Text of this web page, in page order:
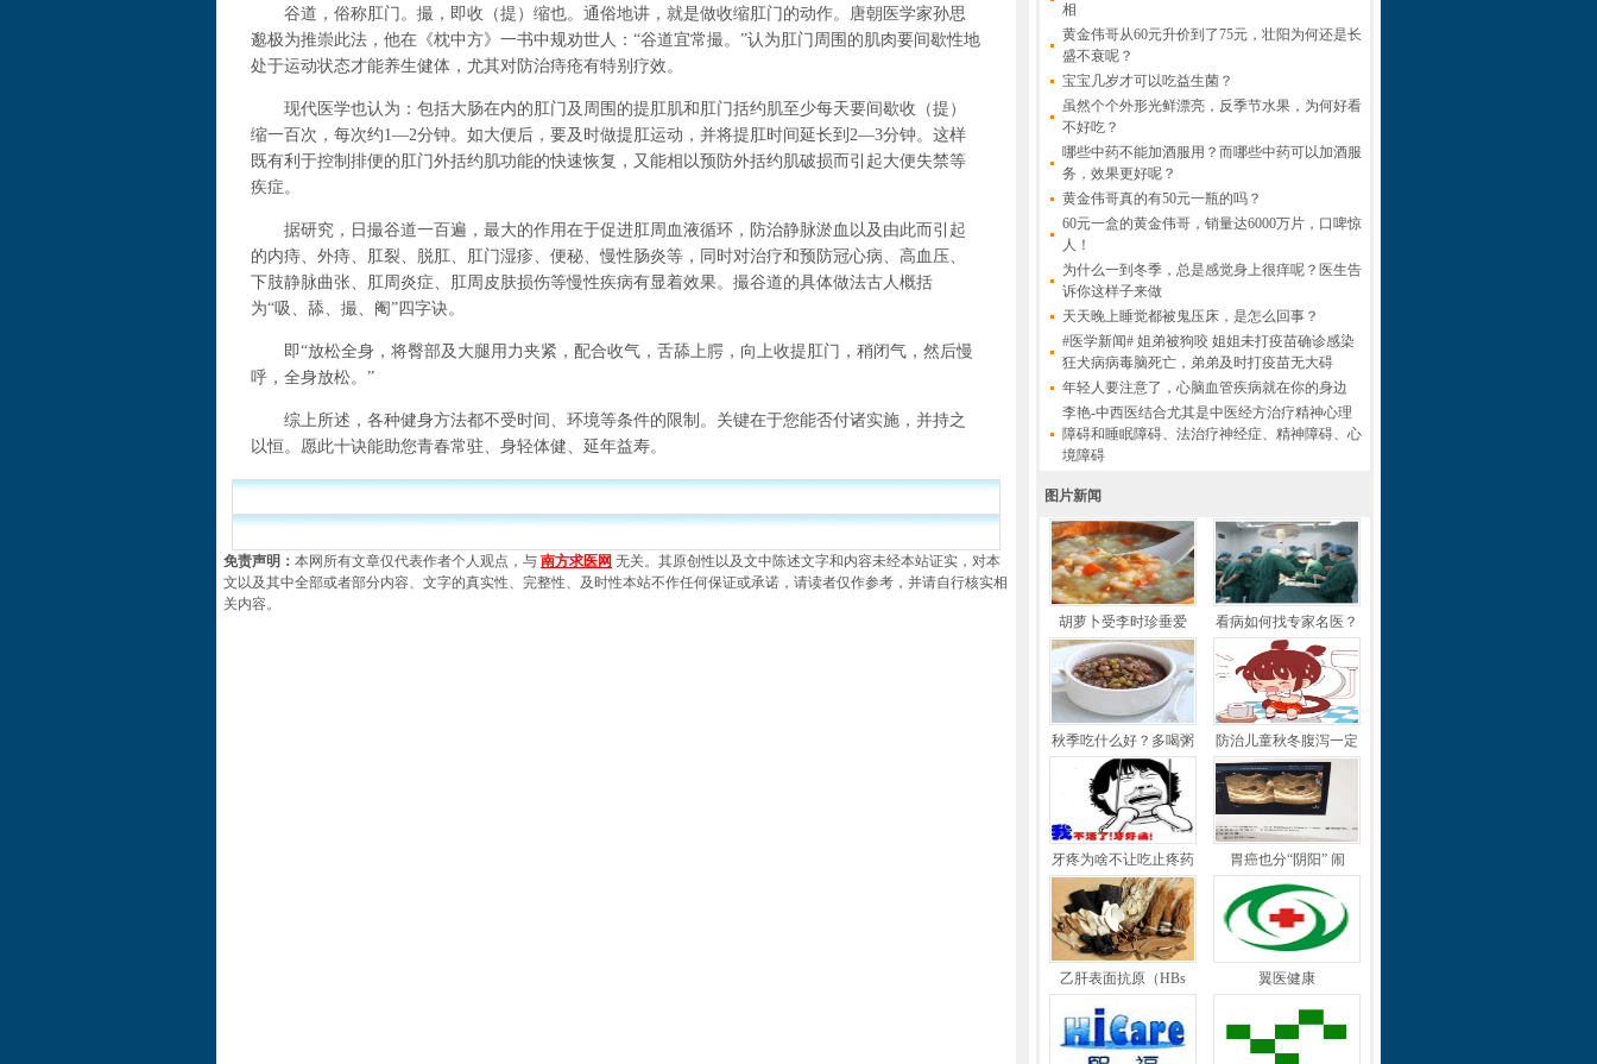
谷道，俗称肛门。撮，即收（提）缩也。通俗地讲，就是做收缩肛门的动作。唐朝医学家孙思
邈极为推崇此法，他在《枕中方》一书中规劝世人：“谷道宜常撮。”认为肛门周围的肌肉要间歇性地
处于运动状态才能养生健体，尤其对防治痔疮有特别疗效。
现代医学也认为：包括大肠在内的肛门及周围的提肛肌和肛门括约肌至少每天要间歇收（提）
缩一百次，每次约1—2分钟。如大便后，要及时做提肛运动，并将提肛时间延长到2—3分钟。这样
既有利于控制排便的肛门外括约肌功能的快速恢复，又能相以预防外括约肌破损而引起大便失禁等
疾症。
据研究，日撮谷道一百遍，最大的作用在于促进肛周血液循环，防治静脉淤血以及由此而引起
的内痔、外痔、肛裂、脱肛、肛门湿疹、便秘、慢性肠炎等，同时对治疗和预防冠心病、高血压、
下肢静脉曲张、肛周炎症、肛周皮肤损伤等慢性疾病有显着效果。撮谷道的具体做法古人概括
为“吸、舔、撮、阉”四字诀。
即“放松全身，将臀部及大腿用力夹紧，配合收气，舌舔上腭，向上收提肛门，稍闭气，然后慢
呼，全身放松。”
综上所述，各种健身方法都不受时间、环境等条件的限制。关键在于您能否付诸实施，并持之
以恒。愿此十诀能助您青春常驻、身轻体健、延年益寿。
免责声明： 本网所有文章仅代表作者个人观点，与 南方求医网 无关。其原创性以及文中陈述文字和内容未经本站证实，对本
文以及其中全部或者部分内容、文字的真实性、完整性、及时性本站不作任何保证或承诺，请读者仅作参考，并请自行核实相
关内容。
相
黄金伟哥从60元升价到了75元，壮阳为何还是长
盛不衰呢？
宝宝几岁才可以吃益生菌？
虽然个个外形光鲜漂亮，反季节水果，为何好看
不好吃？
哪些中药不能加酒服用？而哪些中药可以加酒服
务，效果更好呢？
黄金伟哥真的有50元一瓶的吗？
60元一盒的黄金伟哥，销量达6000万片，口啤惊
人！
为什么一到冬季，总是感觉身上很痒呢？医生告
诉你这样子来做
天天晚上睡觉都被鬼压床，是怎么回事？
#医学新闻# 姐弟被狗咬 姐姐未打疫苗确诊感染
狂犬病病毒脑死亡，弟弟及时打疫苗无大碍
年轻人要注意了，心脑血管疾病就在你的身边
李艳-中西医结合尤其是中医经方治疗精神心理
障碍和睡眠障碍、法治疗神经症、精神障碍、心
境障碍
图片新闻
胡萝卜受李时珍垂爱 看病如何找专家名医？
秋季吃什么好？多喝粥 防治儿童秋冬腹泻一定
牙疼为啥不让吃止疼药 胃癌也分“阴阳” 闹
乙肝表面抗原（HBs 翼医健康